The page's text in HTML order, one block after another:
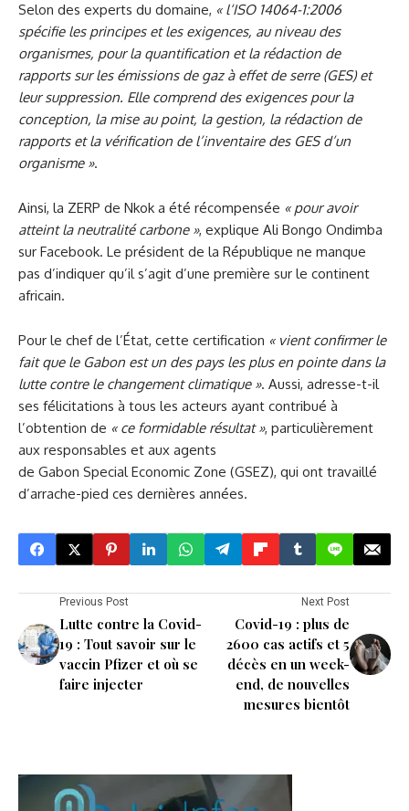
Selon des experts du domaine, « l‘ISO 14064-1:2006
spécifie les principes et les exigences, au niveau des
organismes, pour la quantification et la rédaction de
rapports sur les émissions de gaz à effet de serre (GES) et
leur suppression. Elle comprend des exigences pour la
conception, la mise au point, la gestion, la rédaction de
rapports et la vérification de l’inventaire des GES d’un
organisme».
Ainsi, la ZERP de Nkok a été récompensée « pour avoir
atteint la neutralité carbone», explique Ali Bongo Ondimba
sur Facebook. Le président de la République ne manque
pas d’indiquer qu’il s’agit d’une première sur le continent
africain.
Pour le chef de l’État, cette certification « vient confirmer le
fait que le Gabon est un des pays les plus en pointe dans la
lutte contre le changement climatique». Aussi, adresse-t-il
ses félicitations à tous les acteurs ayant contribué à
l’obtention de « ce formidable résultat», particulièrement
aux responsables et aux agents
de Gabon Special Economic Zone (GSEZ), qui ont travaillé
d’arrache-pied ces dernières années.
Previous Post
Lutte contre la Covid-
19 : Tout savoir sur le
vaccin Pfizer et où se
faire injecter
Next Post
Covid-19 : plus de
2600 cas actifs et 5
décès en un week-
end, de nouvelles
mesures bientôt